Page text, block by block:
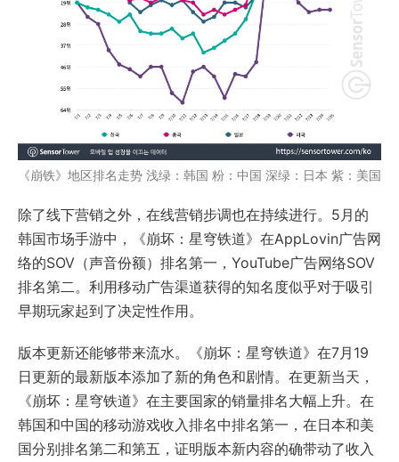
《崩铁》地区排名走势 浅绿：韩国 粉：中国 深绿：日本 紫：美国
除了线下营销之外，在线营销步调也在持续进行。5月的
韩国市场手游中，《崩坏：星穹铁道》在AppLovin广告网
络的SOV（声音份额）排名第一，YouTube广告网络SOV
排名第二。利用移动广告渠道获得的知名度似乎对于吸引
早期玩家起到了决定性作用。
版本更新还能够带来流水。《崩坏：星穹铁道》在7月19
日更新的最新版本添加了新的角色和剧情。在更新当天，
《崩坏：星穹铁道》在主要国家的销量排名大幅上升。在
韩国和中国的移动游戏收入排名中排名第一，在日本和美
国分别排名第二和第五，证明版本新内容的确带动了收入